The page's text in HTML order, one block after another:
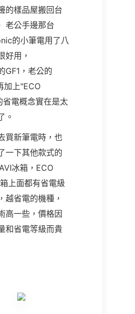
的樣品屋搬回台
老公手邊那台
的小筆電用了八
好用，
GF1，老公的
加上"ECO
省電概念實在是太
。
買新筆電時，也
一下其他款式的
冰箱，ECO
上面都有省電級
越省電的機種，
高一些，價格因
和省電等級而貴